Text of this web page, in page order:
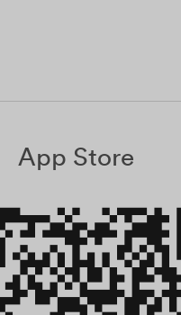
App Store